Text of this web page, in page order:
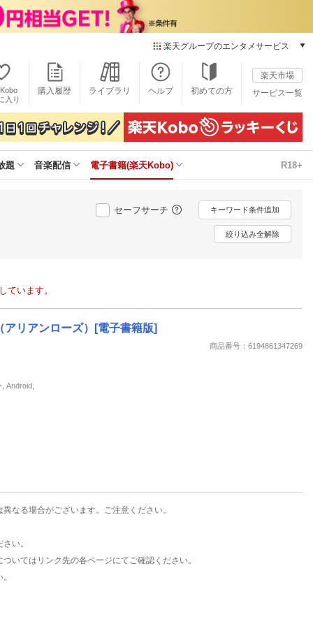
楽天グループのエンタメサービス
本/ゲーム/CD/DVD
楽天ブックス
電子書籍
楽天Kobo
雑誌読み放題
楽天ミュージック
動画配信
楽天TV
動画配信ガイド
推し楽
入り
購入履歴 ライブラリ ヘルプ 初めての方
楽天市場
サービス一覧
題 音楽配信 電子書籍(楽天Kobo) R18+
セーフサーチ キーワード条件追加
絞り込み全解除
ています。
リアンローズ）[電子書籍版]
商品番号：6194861347269
Android,
なる場合がございます。ご注意ください。
い。
いてはリンク先の各ページにてご確認ください。